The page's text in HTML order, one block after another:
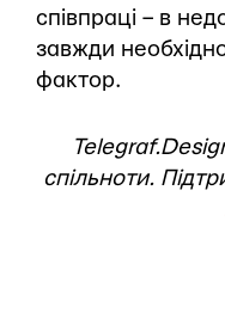
співпраці – в
завжди
фактор.
спільноти.